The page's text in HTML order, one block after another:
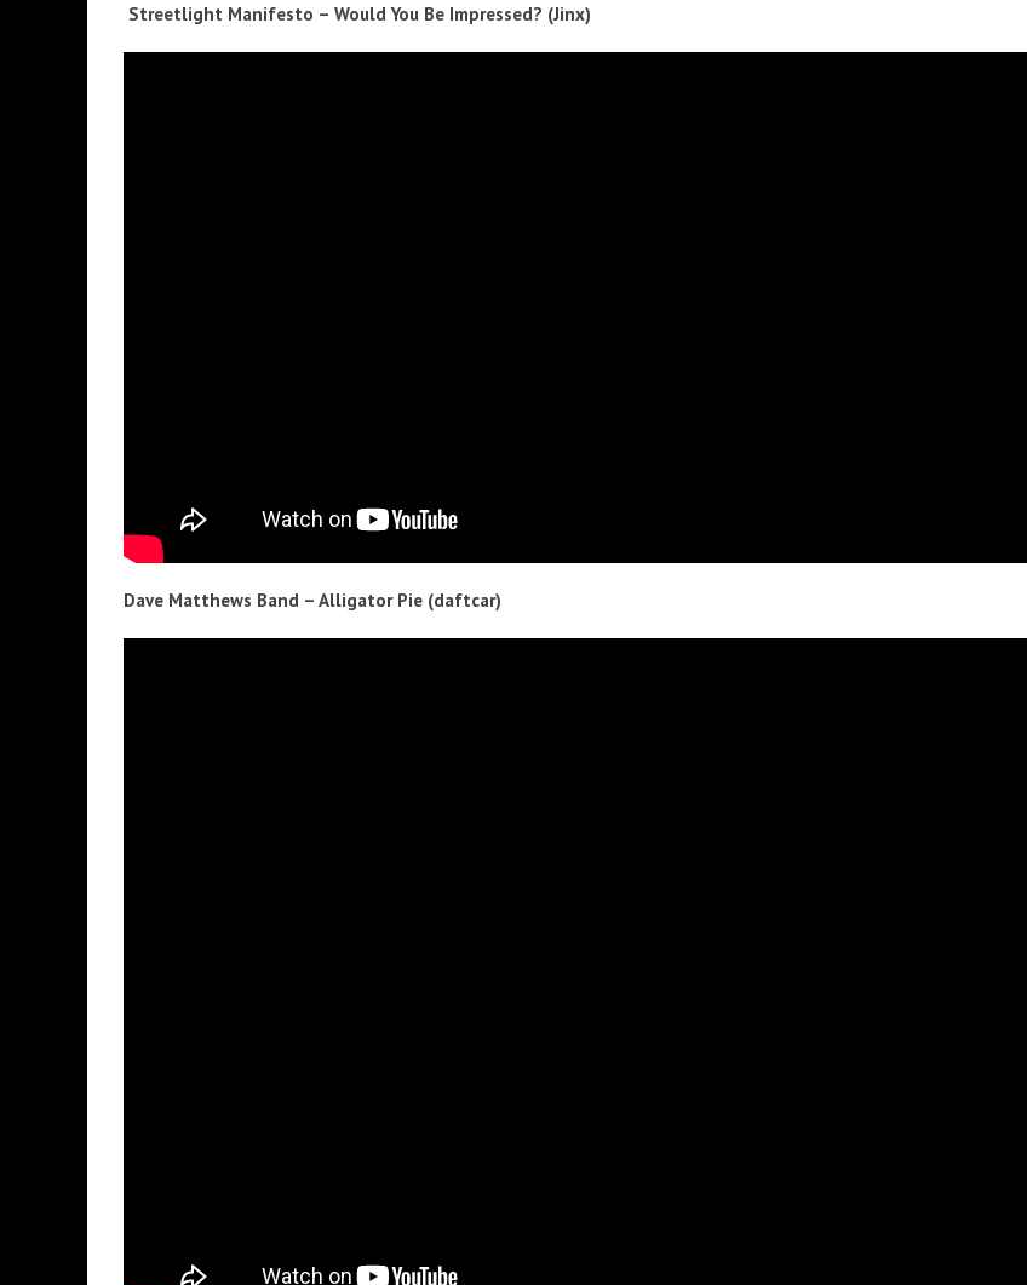
Streetlight Manifesto – Would You Be Impressed? (Jinx)
Dave Matthews Band – Alligator Pie (daftcar)